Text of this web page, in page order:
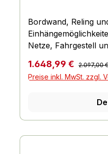
Bordwand, Reling
Netze, Fahrgestell
und
Lichttechnische
Verkaufspreis:
1.648,99 € Regulärer
2.097,00 €
Preise inkl. MwSt. zzgl.